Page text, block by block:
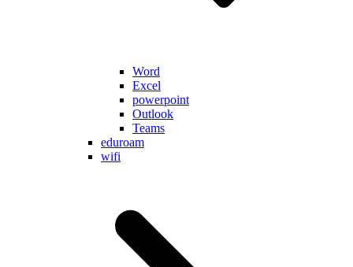
Word
Excel
powerpoint
Outlook
Teams
eduroam
wifi